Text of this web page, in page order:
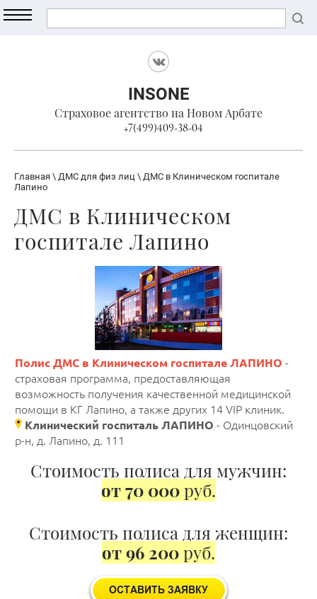
INSONE
Страховое агентство на Новом Арбате
+7(499)409-38-04
Главная \ ДМС для физ лиц \ ДМС в Клиническом госпитале
Лапино
ДМС в Клиническом
госпитале Лапино
Полис ДМС в Клиническом госпитале ЛАПИНО -
страховая программа, предоставляющая
возможность получения качественной медицинской
помощи в КГ Лапино, а также других 14 VIP клиник.
Клинический госпиталь ЛАПИНО - Одинцовский
р-н, д. Лапино, д. 111
Стоимость полиса для мужчин:
от 70 000руб.
Стоимость полиса для женщин:
от 96 200руб.